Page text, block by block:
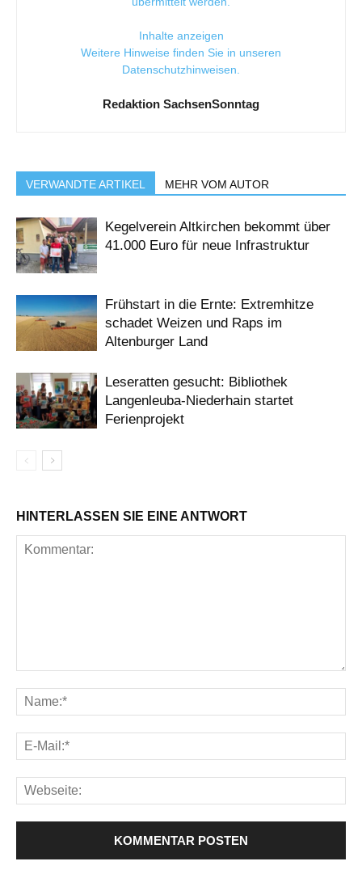
Inhalte anzeigen
Weitere Hinweise finden Sie in unseren
Datenschutzhinweisen.
Redaktion SachsenSonntag
VERWANDTE ARTIKEL MEHR VOM AUTOR
Kegelverein Altkirchen bekommt über
41.000 Euro für neue Infrastruktur
Frühstart in die Ernte: Extremhitze
schadet Weizen und Raps im
Altenburger Land
Leseratten gesucht: Bibliothek
Langenleuba-Niederhain startet
Ferienprojekt
HINTERLASSEN SIE EINE ANTWORT